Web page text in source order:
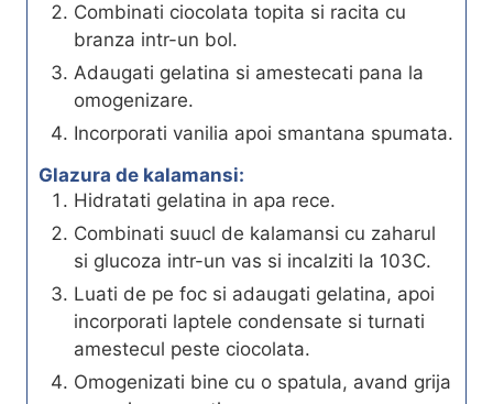
Combinati ciocolata topita si racita cu
branza intr-un bol.
Adaugati gelatina si amestecati pana la
omogenizare.
Incorporati vanilia apoi smantana spumata.
Glazura de kalamansi:
Hidratati gelatina in apa rece.
Combinati suucl de kalamansi cu zaharul
si glucoza intr-un vas si incalziti la 103C.
Luati de pe foc si adaugati gelatina, apoi
incorporati laptele condensate si turnati
amestecul peste ciocolata.
Omogenizati bine cu o spatula, avand grija